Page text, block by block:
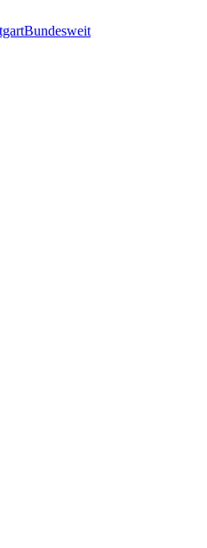
Bundesweit